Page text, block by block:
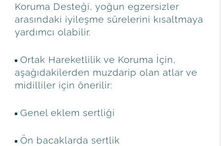
Koruma Desteği, yoğun egzersizler
arasındaki iyileşme sürelerini kısaltmaya
yardımcı olabilir.
Ortak Hareketlilik ve Koruma İçin,
aşağıdakilerden muzdarip olan atlar ve
midilliler için önerilir:
Genel eklem sertliği
Ön bacaklarda sertlik